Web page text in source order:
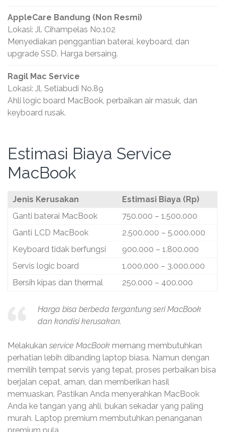
AppleCare Bandung (Non Resmi)
Lokasi: Jl. Cihampelas No.102
Menyediakan penggantian baterai, keyboard, dan
upgrade SSD. Harga bersaing.
Ragil Mac Service
Lokasi: Jl. Setiabudi No.89
Ahli logic board MacBook, perbaikan air masuk, dan
keyboard rusak.
Estimasi Biaya Service
MacBook
Jenis Kerusakan
Estimasi Biaya (Rp)
Ganti baterai MacBook
750.000 – 1.500.000
Ganti LCD MacBook
2.500.000 – 5.000.000
Keyboard tidak berfungsi
900.000 – 1.800.000
Servis logic board
1.000.000 – 3.000.000
Bersih kipas dan thermal
250.000 – 400.000
Harga bisa berbeda tergantung seri MacBook
dan kondisi kerusakan.
Melakukan service MacBook memang membutuhkan
perhatian lebih dibanding laptop biasa. Namun dengan
memilih tempat servis yang tepat, proses perbaikan bisa
berjalan cepat, aman, dan memberikan hasil
memuaskan. Pastikan Anda menyerahkan MacBook
Anda ke tangan yang ahli, bukan sekadar yang paling
murah. Laptop premium membutuhkan penanganan